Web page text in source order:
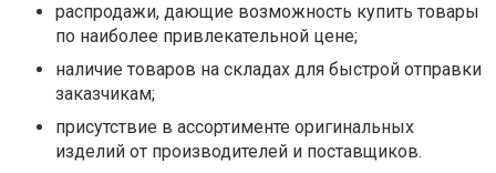
распродажи, дающие возможность купить товары
по наиболее привлекательной цене;
наличие товаров на складах для быстрой отправки
заказчикам;
присутствие в ассортименте оригинальных
изделий от производителей и поставщиков.